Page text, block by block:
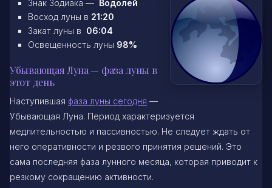
Знак Зодиака — Водолей
Восход луны в 21:20
Закат луны в 06:04
Освещенность луны 98%
Убывающая Луна — фаза луны в
этот день
Наступившая фаза луны сегодня —
Убывающая Луна. Период характеризуется
медлительностью и пассивностью. Не следует ждать от
него оперативности и резвого принятия решений. Это
сама последняя фаза лунного месяца, которая приводит к
резкому сокращению активности.